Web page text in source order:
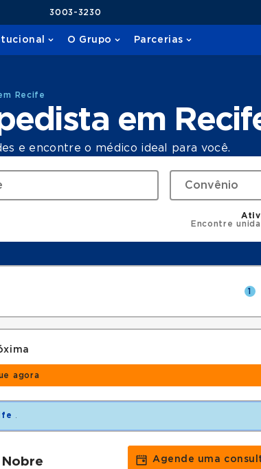
3003-3230
O Grupo Parcerias
Recife
em
e encontre o médico ideal para você.
Encontre
1
agora
Agende uma